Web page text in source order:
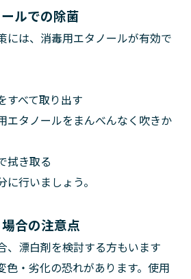
ルでの除菌
には、消毒用エタノールが有効で
すべて取り出す
エタノールをまんべんなく吹きか
拭き取る
行いましょう。
合の注意点
、漂白剤を検討する方もいます
色・劣化の恐れがあります。使用